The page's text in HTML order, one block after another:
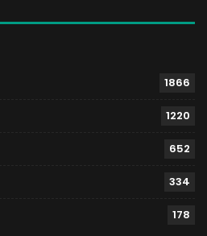
1866
1220
652
334
178